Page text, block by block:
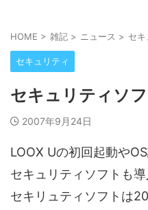
HOME > 雑記 > ニュース > セキ
セキュリティ
セキュリティソフ
2007年9月24日
LOOX Uの初回起動やOS
セキュリティソフトも導
セキリュティソフトは